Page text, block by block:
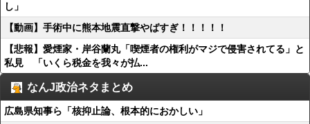
し」
【動画】手術中に熊本地震直撃やばすぎ！！！！！
【悲報】愛煙家・岸谷蘭丸「喫煙者の権利がマジで侵害されてる」と
私見 「いくら税金を我々が払...
なんJ政治ネタまとめ
広島県知事ら「核抑止論、根本的におかしい」